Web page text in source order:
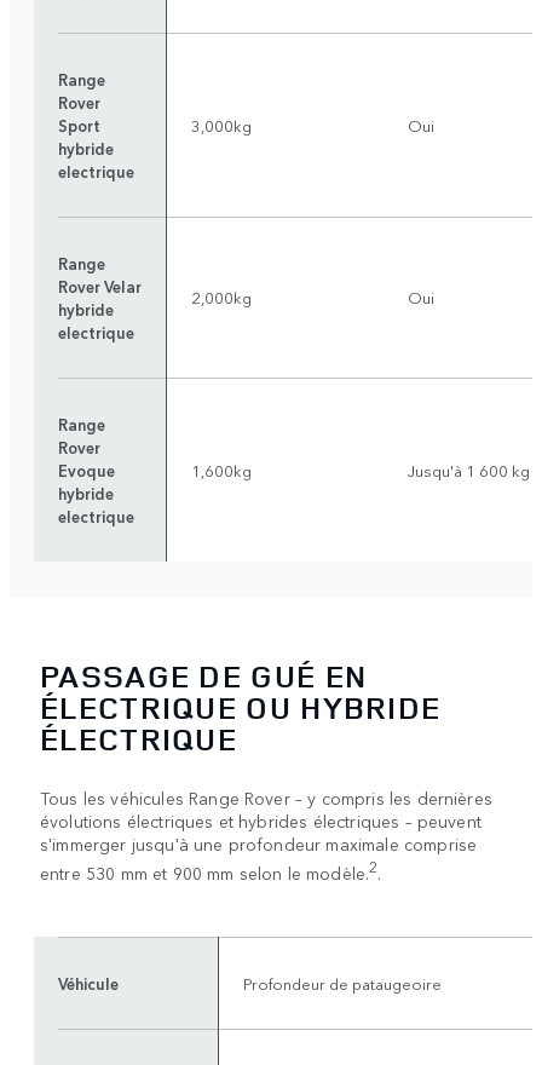
Range
Rover
Sport
hybride
electrique
3,000kg Oui
Range
Rover Velar
hybride
electrique
2,000kg Oui
Range
Rover
Evoque
hybride
electrique
1,600kg Jusqu'à 1 600 kg
PASSAGE DE GUÉ EN
ÉLECTRIQUE OU HYBRIDE
ÉLECTRIQUE
Tous les véhicules Range Rover – y compris les dernières
évolutions électriques et hybrides électriques – peuvent
s'immerger jusqu'à une profondeur maximale comprise
entre 530 mm et 900 mm selon le modèle.2.
Véhicule Profondeur de pataugeoire